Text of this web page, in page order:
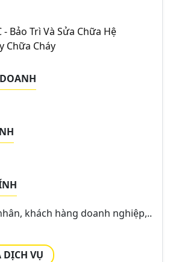
- Bảo Trì Và Sửa Chữa Hệ
Chữa Cháy
khách hàng doanh nghiệp,..
DỊCH VỤ